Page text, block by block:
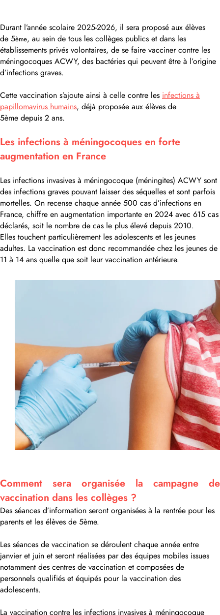
Durant l’année scolaire 2025-2026, il sera proposé aux élèves
de 5ème, au sein de tous les collèges publics et dans les
établissements privés volontaires, de se faire vacciner contre les
méningocoques ACWY, des bactéries qui peuvent être à l’origine
d’infections graves.
Cette vaccination s’ajoute ainsi à celle contre les infections à
papillomavirus humains, déjà proposée aux élèves de
5ème depuis 2 ans.
Les infections à méningocoques en forte
augmentation en France
Les infections invasives à méningocoque (méningites) ACWY sont
des infections graves pouvant laisser des séquelles et sont parfois
mortelles. On recense chaque année 500 cas d’infections en
France, chiffre en augmentation importante en 2024 avec 615 cas
déclarés, soit le nombre de cas le plus élevé depuis 2010.
Elles touchent particulièrement les adolescents et les jeunes
adultes. La vaccination est donc recommandée chez les jeunes de
11 à 14 ans quelle que soit leur vaccination antérieure.
Comment sera organisée la campagne de
vaccination dans les collèges ?
Des séances d’information seront organisées à la rentrée pour les
parents et les élèves de 5ème.
Les séances de vaccination se déroulent chaque année entre
janvier et juin et seront réalisées par des équipes mobiles issues
notamment des centres de vaccination et composées de
personnels qualifiés et équipés pour la vaccination des
adolescents.
La vaccination contre les infections invasives à méningocoque